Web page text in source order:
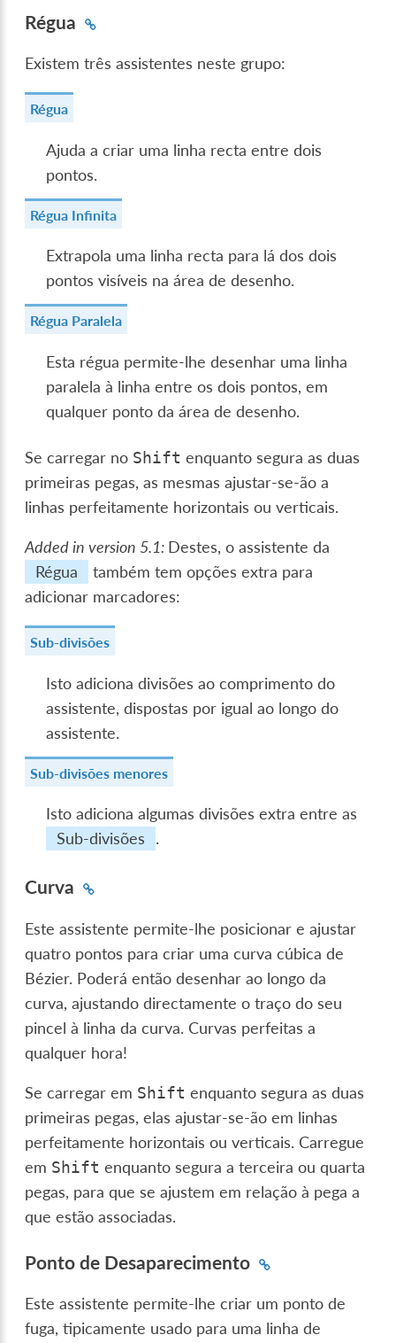
Régua
Existem três assistentes neste grupo:
Régua
Ajuda a criar uma linha recta entre dois
pontos.
Régua Infinita
Extrapola uma linha recta para lá dos dois
pontos visíveis na área de desenho.
Régua Paralela
Esta régua permite-lhe desenhar uma linha
paralela à linha entre os dois pontos, em
qualquer ponto da área de desenho.
Se carregar no Shift enquanto segura as duas
primeiras pegas, as mesmas ajustar-se-ão a
linhas perfeitamente horizontais ou verticais.
Added in version 5.1: Destes, o assistente da
Régua
também tem opções extra para
adicionar marcadores:
Sub-divisões
Isto adiciona divisões ao comprimento do
assistente, dispostas por igual ao longo do
assistente.
Sub-divisões menores
Isto adiciona algumas divisões extra entre as
Sub-divisões
.
Curva
Este assistente permite-lhe posicionar e ajustar
quatro pontos para criar uma curva cúbica de
Bézier. Poderá então desenhar ao longo da
curva, ajustando directamente o traço do seu
pincel à linha da curva. Curvas perfeitas a
qualquer hora!
Se carregar em Shift enquanto segura as duas
primeiras pegas, elas ajustar-se-ão em linhas
perfeitamente horizontais ou verticais. Carregue
em Shift enquanto segura a terceira ou quarta
pegas, para que se ajustem em relação à pega a
que estão associadas.
Ponto de Desaparecimento
Este assistente permite-lhe criar um ponto de
fuga, tipicamente usado para uma linha de